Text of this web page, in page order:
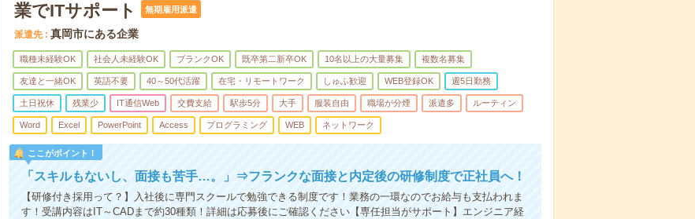
業でITサポート
無期雇用派遣
派遣先 真岡市にある企業
職種未経験OK 社会人未経験OK ブランクOK 既卒第二新卒OK 10名以上の大量募集 複数名募集
友達と一緒OK 英語不要 40～50代活躍 在宅・リモートワーク しゅふ歓迎 WEB登録OK 週5日勤務
土日祝休 残業少 IT通信Web 交費支給 駅歩5分 大手 服装自由 職場が分煙 派遣多 ルーティン
Word Excel PowerPoint Access プログラミング WEB ネットワーク
ここがポイント！
「スキルもないし、面接も苦手…。」⇒フランクな面接と内定後の研修制度で正社員へ！
【研修付き採用って？】入社後に専門スクールで勉強できる制度です！業務の一環なのでお給与も支払われま
す！受講内容はIT～CADまで約30種類！詳細は応募後にご確認ください【専任担当がサポート】エンジニア経